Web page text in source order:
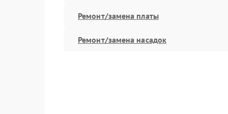
Ремонт/замена платы
Ремонт/замена насадок